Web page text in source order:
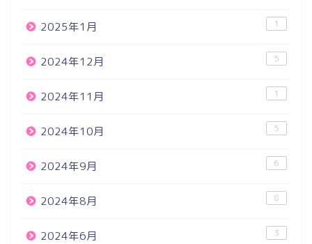
2025年1月 1
2024年12月 5
2024年11月 1
2024年10月 5
2024年9月 6
2024年8月 8
2024年6月 3